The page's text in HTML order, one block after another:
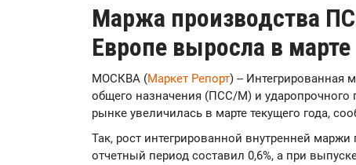
Маржа производства
Европе выросла в марте
МОСКВА (Маркет Репорт) -- Интегрированная
общего назначения (ПСС/М) и
рынке увеличилась в марте текущего года,
Так, рост интегрированной внутренней
отчетный период составил 0,6%, а при